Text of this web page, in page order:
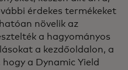
érdekes termékeket
növelik az
a hagyományos
a kezdőoldalon, a
a Dynamic Yield